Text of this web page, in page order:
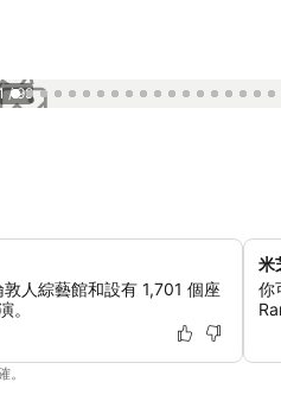
/ 99
人綜藝館和設有 1,701 個座
。
米
你